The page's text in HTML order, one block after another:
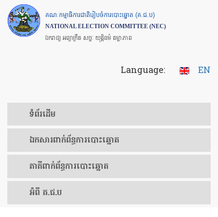
Skip
to
main
គណៈកម្មាធិការជាតិរៀបចំការបោះឆ្នោត (គ.ជ.ប)
NATIONAL ELECTION COMMITTEE (NEC)
ឯករាជ្យ អព្យាក្រឹត សច្ចៈ យុត្តិធម៌ តម្លាភាព
Language: EN
ទំព័រ​ដើម
ឯកសារ​ពាក់ព័ន្ធ​ការ​បោះឆ្នោត
​ភាគីពាក់ព័ន្ធ​​ការ​បោះឆ្នោត
អំពី គ.ជ.ប